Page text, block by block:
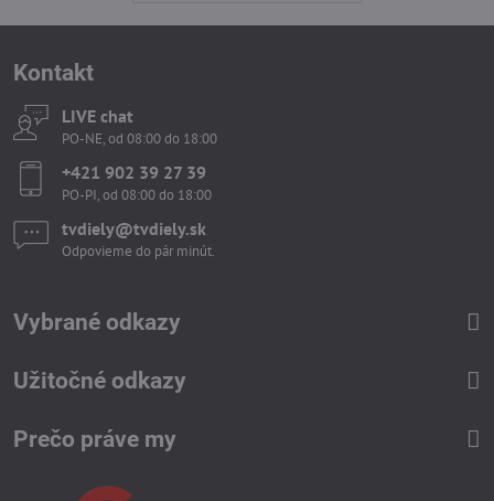
Kontakt
LIVE chat
PO-NE, od 08:00 do 18:00
+421 902 39 27 39
PO-PI, od 08:00 do 18:00
tvdiely​​@tvdiely​​.sk
Odpovieme do pár minút.
Vybrané odkazy
Užitočné odkazy
Prečo práve my